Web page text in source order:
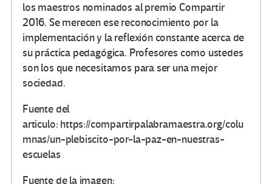
los maestros nominados al premio Compartir
2016. Se merecen ese reconocimiento por la
implementación y la reflexión constante acerca de
su práctica pedagógica. Profesores como ustedes
son los que necesitamos para ser una mejor
sociedad.
Fuente del
articulo: https://compartirpalabramaestra.org/colu
mnas/un-plebiscito-por-la-paz-en-nuestras-
escuelas
Fuente de la imagen: